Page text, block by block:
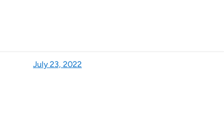
July 23, 2022